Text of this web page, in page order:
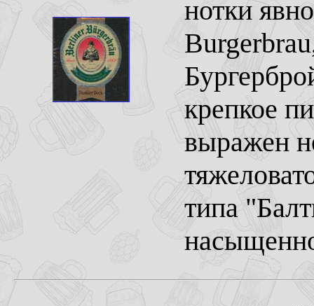
нотки
крепкое
выражен
типа